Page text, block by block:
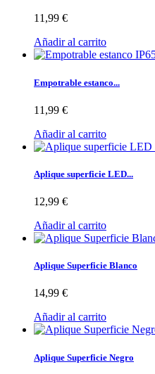
11,99 €
Añadir al carrito
Empotrable estanco...
11,99 €
Añadir al carrito
Aplique superficie LED...
12,99 €
Añadir al carrito
Aplique Superficie Blanco
14,99 €
Añadir al carrito
Aplique Superficie Negro